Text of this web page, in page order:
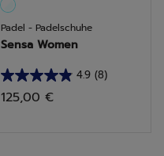
Padel - Padelschuhe
Sensa Women
4.9 (8)
4.9
von
125,00 €